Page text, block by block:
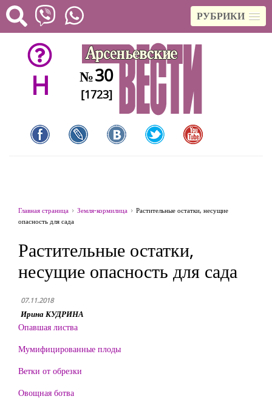
РУБРИКИ
H №30
[1723]
Главная страница Земля-кормилица
Растительные остатки, несущие
опасность для сада
Растительные остатки,
несущие опасность для сада
07.11.2018
Ирина КУДРИНА
Опавшая листва
Мумифицированные плоды
Ветки от обрезки
Овощная ботва